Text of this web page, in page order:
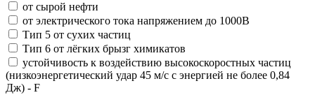
от сырой нефти
от электрического тока напряжением до 1000В
Тип 5 от сухих частиц
Тип 6 от лёгких брызг химикатов
устойчивость к воздействию высокоскоростных частиц
(низкоэнергетический удар 45 м/с с энергией не более 0,84
Дж) - F